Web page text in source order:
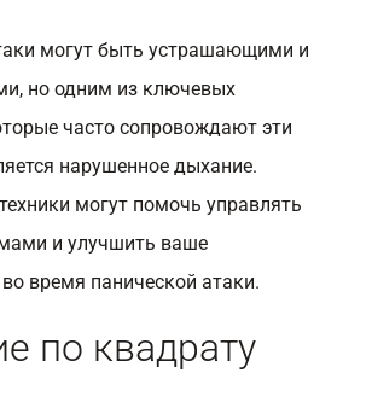
могут быть устрашающими и
но одним из ключевых
часто сопровождают эти
нарушенное дыхание.
могут помочь управлять
и улучшить ваше
время панической атаки.
по квадрату